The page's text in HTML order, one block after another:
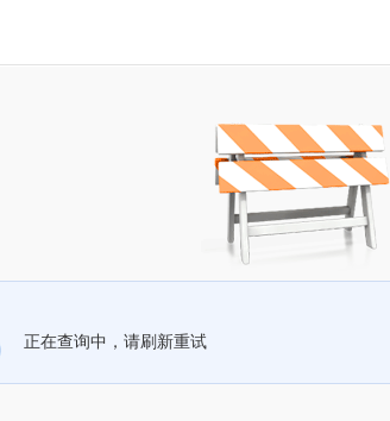
正在查询中，请刷新重试